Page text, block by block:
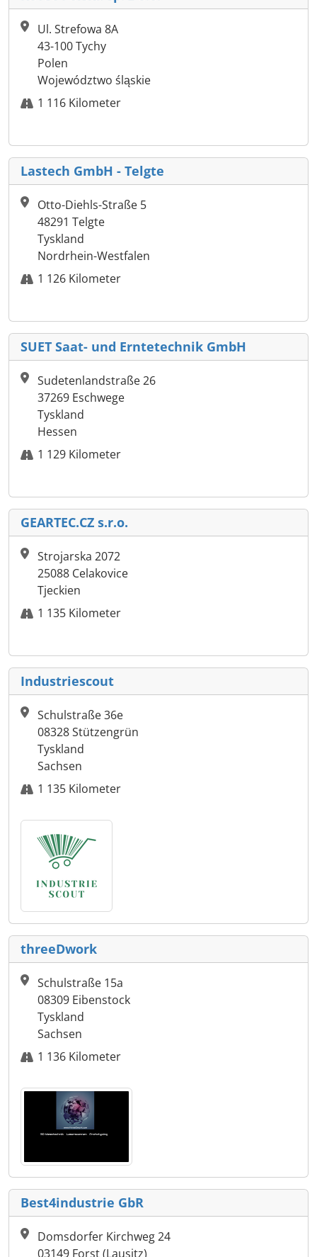
Ul. Strefowa 8A
43-100 Tychy
Polen
Województwo śląskie
1 116 Kilometer
Lastech GmbH - Telgte
Otto-Diehls-Straße 5
48291 Telgte
Tyskland
Nordrhein-Westfalen
1 126 Kilometer
SUET Saat- und Erntetechnik GmbH
Sudetenlandstraße 26
37269 Eschwege
Tyskland
Hessen
1 129 Kilometer
GEARTEC.CZ s.r.o.
Strojarska 2072
25088 Celakovice
Tjeckien
1 135 Kilometer
Industriescout
Schulstraße 36e
08328 Stützengrün
Tyskland
Sachsen
1 135 Kilometer
threeDwork
Schulstraße 15a
08309 Eibenstock
Tyskland
Sachsen
1 136 Kilometer
Best4industrie GbR
Domsdorfer Kirchweg 24
03149 Forst (Lausitz)